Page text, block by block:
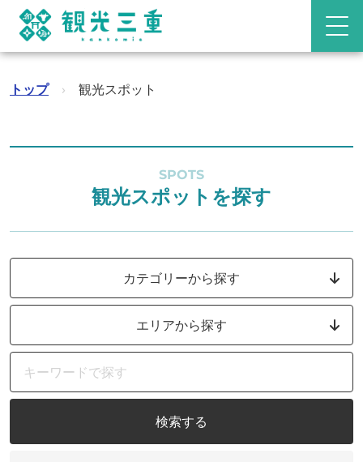
トップ › 観光スポット
SPOTS
観光スポットを探す
カテゴリーから探す
エリアから探す
検索する